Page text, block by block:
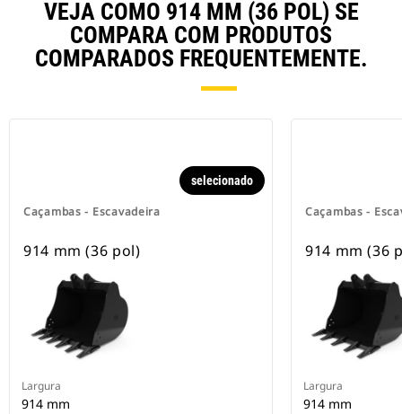
VEJA COMO 914 MM (36 POL) SE
COMPARA COM PRODUTOS
COMPARADOS FREQUENTEMENTE.
Caçambas - Escavadeira
selecionado
914 mm (36 pol)
Largura
914 mm
Caçambas -
914 mm (36
Largura
914 mm